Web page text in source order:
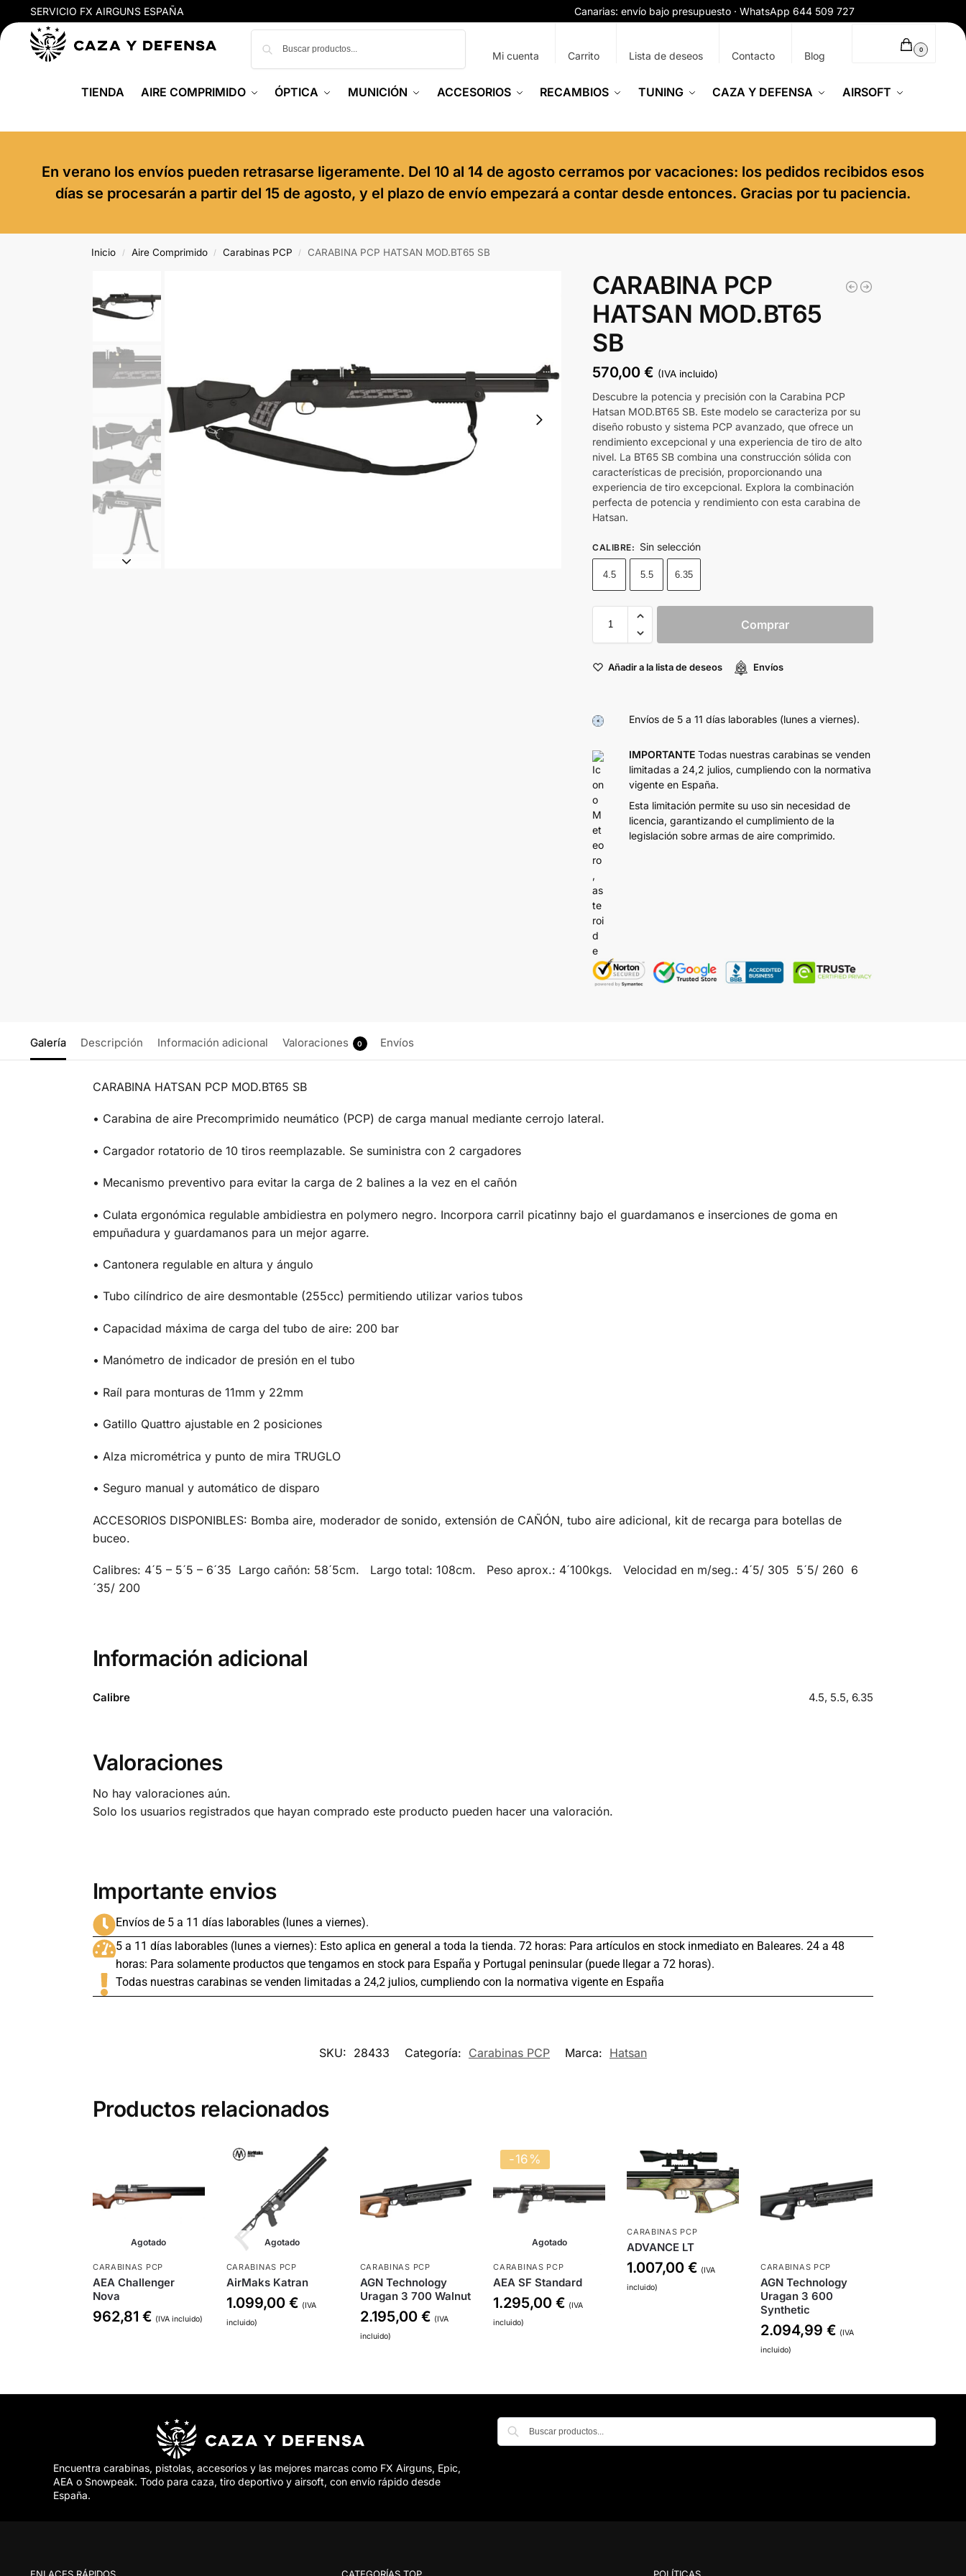
SERVICIO FX AIRGUNS ESPAÑA Canarias: envío bajo presupuesto · WhatsApp 644 509 727
Mi cuenta Carrito Lista de deseos Contacto Blog 0
TIENDA AIRE COMPRIMIDO ÓPTICA MUNICIÓN ACCESORIOS RECAMBIOS TUNING CAZA Y DEFENSA AIRSOFT
En verano los envíos pueden retrasarse ligeramente. Del 10 al 14 de agosto cerramos por vacaciones: los pedidos recibidos esos
días se procesarán a partir del 15 de agosto, y el plazo de envío empezará a contar desde entonces. Gracias por tu paciencia.
Inicio / Aire Comprimido / Carabinas PCP / CARABINA PCP HATSAN MOD.BT65 SB
CARABINA PCP
HATSAN MOD.BT65
SB
570,00€ (IVA incluido)
Descubre la potencia y precisión con la Carabina PCP
Hatsan MOD.BT65 SB. Este modelo se caracteriza por su
diseño robusto y sistema PCP avanzado, que ofrece un
rendimiento excepcional y una experiencia de tiro de alto
nivel. La BT65 SB combina una construcción sólida con
características de precisión, proporcionando una
experiencia de tiro excepcional. Explora la combinación
perfecta de potencia y rendimiento con esta carabina de
Hatsan.
CALIBRE: Sin selección
4.5 5.5 6.35
Comprar
Añadir a la lista de deseos Envíos
Envíos de 5 a 11 días laborables (lunes a viernes).
IMPORTANTE Todas nuestras carabinas se venden
limitadas a 24,2 julios, cumpliendo con la normativa
vigente en España.
Esta limitación permite su uso sin necesidad de
licencia, garantizando el cumplimiento de la
legislación sobre armas de aire comprimido.
Galería Descripción Información adicional Valoraciones 0 Envíos
CARABINA HATSAN PCP MOD.BT65 SB
• Carabina de aire Precomprimido neumático (PCP) de carga manual mediante cerrojo lateral.
• Cargador rotatorio de 10 tiros reemplazable. Se suministra con 2 cargadores
• Mecanismo preventivo para evitar la carga de 2 balines a la vez en el cañón
• Culata ergonómica regulable ambidiestra en polymero negro. Incorpora carril picatinny bajo el guardamanos e inserciones de goma en
empuñadura y guardamanos para un mejor agarre.
• Cantonera regulable en altura y ángulo
• Tubo cilíndrico de aire desmontable (255cc) permitiendo utilizar varios tubos
• Capacidad máxima de carga del tubo de aire: 200 bar
• Manómetro de indicador de presión en el tubo
• Raíl para monturas de 11mm y 22mm
• Gatillo Quattro ajustable en 2 posiciones
• Alza micrométrica y punto de mira TRUGLO
• Seguro manual y automático de disparo
ACCESORIOS DISPONIBLES: Bomba aire, moderador de sonido, extensión de CAÑÓN, tubo aire adicional, kit de recarga para botellas de
buceo.
Calibres: 4´5 – 5´5 – 6´35 Largo cañón: 58´5cm. Largo total: 108cm. Peso aprox.: 4´100kgs. Velocidad en m/seg.: 4´5/ 305 5´5/ 260 6
´35/ 200
Información adicional
Calibre 4.5, 5.5, 6.35
Valoraciones
No hay valoraciones aún.
Solo los usuarios registrados que hayan comprado este producto pueden hacer una valoración.
Importante envios
Envíos de 5 a 11 días laborables (lunes a viernes).
5 a 11 días laborables (lunes a viernes): Esto aplica en general a toda la tienda. 72 horas: Para artículos en stock inmediato en Baleares. 24 a 48
horas: Para solamente productos que tengamos en stock para España y Portugal peninsular (puede llegar a 72 horas).
Todas nuestras carabinas se venden limitadas a 24,2 julios, cumpliendo con la normativa vigente en España
SKU: 28433 Categoría: Carabinas PCP Marca: Hatsan
Productos relacionados
Agotado
CARABINAS PCP
AEA Challenger
Nova
962,81 € (IVA incluido)
Agotado
CARABINAS PCP
AirMaks Katran
1.099,00 € (IVA
incluido)
CARABINAS PCP
AGN Technology
Uragan 3 700 Walnut
2.195,00 € (IVA
incluido)
-16%
Agotado
CARABINAS PCP
AEA SF Standard
1.295,00€ (IVA
incluido)
CARABINAS PCP
ADVANCE LT
1.007,00€ (IVA
incluido)
CARABINAS PCP
AGN Technology
Uragan 3 600
Synthetic
2.094,99 € (IVA
incluido)
Encuentra carabinas, pistolas, accesorios y las mejores marcas como FX Airguns, Epic,
AEA o Snowpeak. Todo para caza, tiro deportivo y airsoft, con envío rápido desde
España.